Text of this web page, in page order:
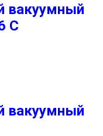
вакуумный
С
вакуумный